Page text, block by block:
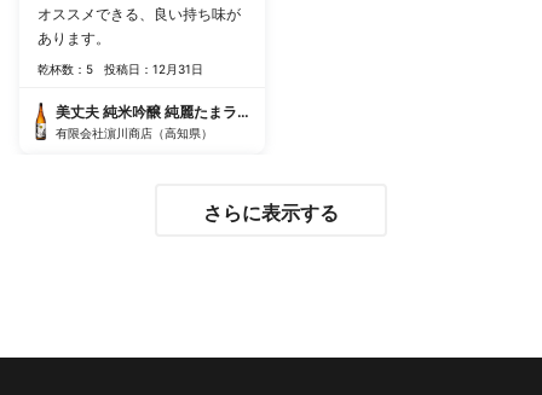
オススメできる、良い持ち味が
あります。
乾杯数：5 投稿日：12月31日
美丈夫 純米吟醸 純麗たまラベル
有限会社濵川商店（高知県）
さらに表示する